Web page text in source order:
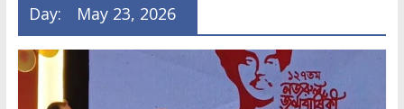
Day: May 23, 2026